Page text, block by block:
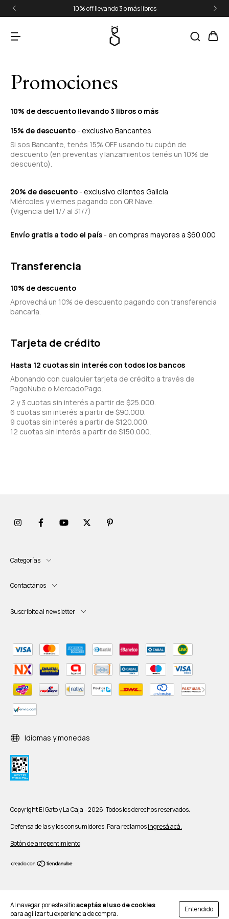
10% off llevando 3 o más libros
Al navegar por este sitioaceptás el uso de cookies
para agilizar tu experiencia de compra.
Entendido
Promociones
10% de descuento llevando 3 libros o más
15% de descuento- exclusivo Bancantes
Si sos Bancante, tenés 15% OFF usando tu cupón de
descuento (en preventas y lanzamientos tenés un 10% de
descuento).
20% de descuento- exclusivo clientes Galicia
Miércoles y viernes pagando con QR Nave.
(Vigencia del 1/7 al 31/7)
Envío gratis a todo el país- en compras mayores a $60.000
Transferencia
10% de descuento
Aprovechá un 10% de descuento pagando con transferencia
bancaria.
Tarjeta de crédito
Hasta 12 cuotas sin interés con todos los bancos
Abonando con cualquier tarjeta de crédito a través de
PagoNube o MercadoPago.
2 y 3 cuotas sin interés a partir de $25.000.
6 cuotas sin interés a partir de $90.000.
9 cuotas sin interés a partir de $120.000.
12 cuotas sin interés a partir de $150.000.
Categorías
Contactános
Suscribite al newsletter
Idiomas y monedas
Copyright El Gato y La Caja - 2026. Todos los derechos reservados.
Defensa de las y los consumidores. Para reclamosingresá acá.
Botón de arrepentimiento